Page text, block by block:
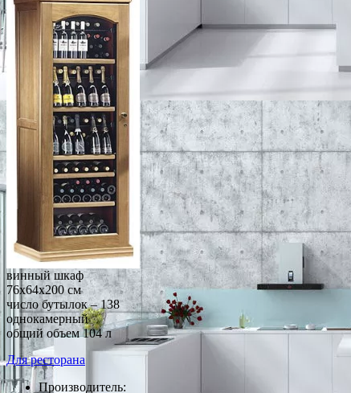
винный шкаф
76x64x200 см
число бутылок – 138
однокамерный
общий объем 104 л
Для ресторана
Производитель: